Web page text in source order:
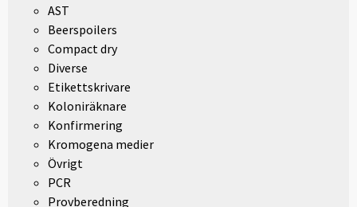
AST
Beerspoilers
Compact dry
Diverse
Etikettskrivare
Koloniräknare
Konfirmering
Kromogena medier
Övrigt
PCR
Provberedning